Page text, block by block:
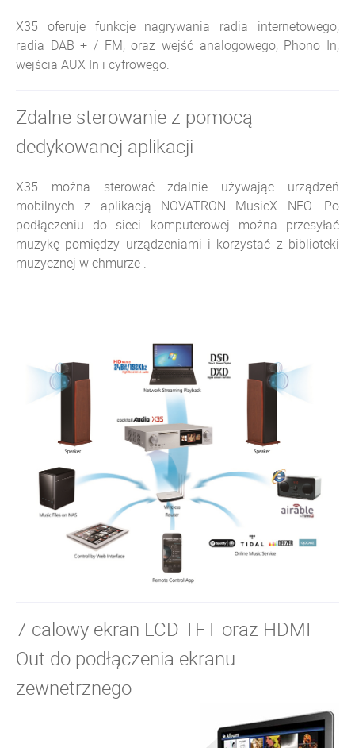
X35 oferuje funkcje nagrywania radia internetowego,
radia DAB + / FM, oraz wejść analogowego, Phono In,
wejścia AUX In i cyfrowego.
Zdalne sterowanie z pomocą
dedykowanej aplikacji
X35 można sterować zdalnie używając urządzeń
mobilnych z aplikacją NOVATRON MusicX NEO. Po
podłączeniu do sieci komputerowej można przesyłać
muzykę pomiędzy urządzeniami i korzystać z biblioteki
muzycznej w chmurze .
7-calowy ekran LCD TFT oraz HDMI
Out do podłączenia ekranu
zewnetrznego